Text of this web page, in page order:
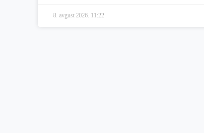
8. avgust 2026. 11:22